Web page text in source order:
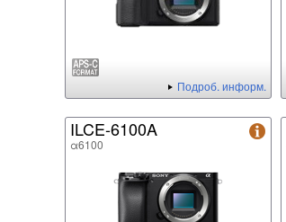
Подроб. информ.
ILCE-6100A
α6100